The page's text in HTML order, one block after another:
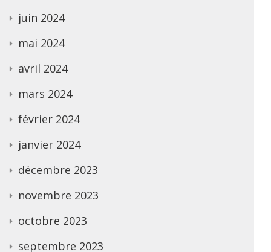
juin 2024
mai 2024
avril 2024
mars 2024
février 2024
janvier 2024
décembre 2023
novembre 2023
octobre 2023
septembre 2023